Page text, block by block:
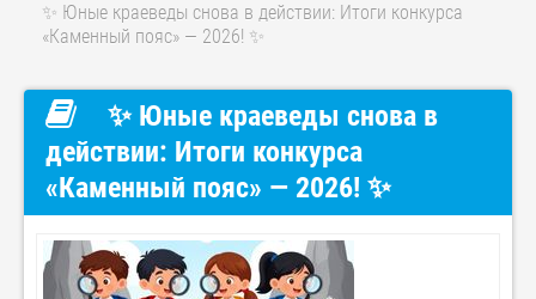
✨ Юные краеведы снова в действии: Итоги конкурса
«Каменный пояс» — 2026! ✨
✨ Юные краеведы снова в
действии: Итоги конкурса
«Каменный пояс» — 2026! ✨